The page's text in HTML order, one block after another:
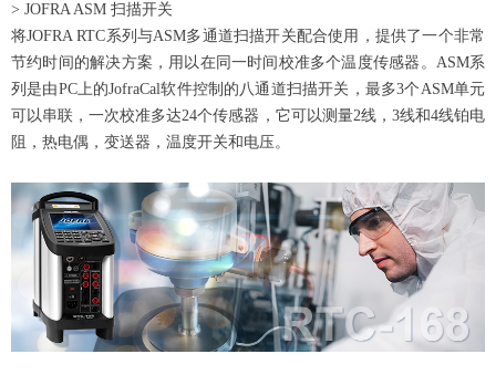
> JOFRA ASM 扫描开关
将JOFRA RTC系列与ASM多通道扫描开关配合使用，提供了一个非常
节约时间的解决方案，用以在同一时间校准多个温度传感器。ASM系
列是由PC上的JofraCal软件控制的八通道扫描开关，最多3个ASM单元
可以串联，一次校准多达24个传感器，它可以测量2线，3线和4线铂电
阻，热电偶，变送器，温度开关和电压。